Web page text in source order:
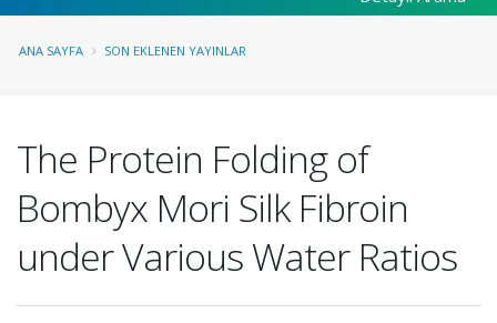
ANA SAYFA SON EKLENEN YAYINLAR
The Protein Folding of
Bombyx Mori Silk Fibroin
under Various Water Ratios